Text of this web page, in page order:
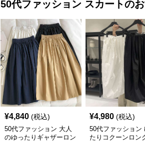
50代ファッション スカートの
¥4,840 (税込)
50代ファッション 大人
のゆったりギャザーロン
¥4,980 (税込)
50代ファッション
たりコクーンロン